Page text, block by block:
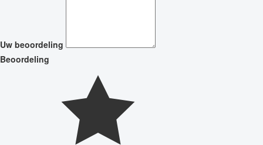
Uw beoordeling
Beoordeling